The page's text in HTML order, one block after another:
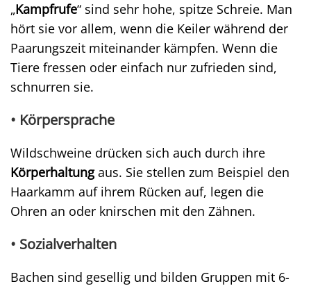
„Kampfrufe“ sind sehr hohe, spitze Schreie. Man
hört sie vor allem, wenn die Keiler während der
Paarungszeit miteinander kämpfen. Wenn die
Tiere fressen oder einfach nur zufrieden sind,
schnurren sie.
• Körpersprache
Wildschweine drücken sich auch durch ihre
Körperhaltungaus. Sie stellen zum Beispiel den
Haarkamm auf ihrem Rücken auf, legen die
Ohren an oder knirschen mit den Zähnen.
• Sozialverhalten
Bachen sind gesellig und bilden Gruppen mit 6-